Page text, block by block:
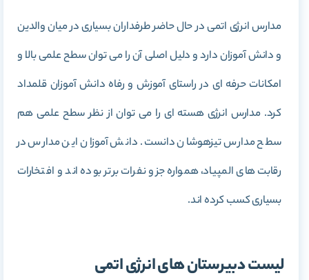
مدارس انرژی اتمی در حال حاضر طرفداران بسیاری در میان والدین
و دانش آموزان دارد و دلیل اصلی آن را می توان سطح علمی بالا و
امکانات حرفه ای در راستای آموزش و رفاه دانش آموزان قلمداد
کرد. مدارس انرژی هسته ای را می توان از نظر سطح علمی هم
سطح مدارس تیزهوشان دانست. دانش آموزان این مدارس در
رقابت های المپیاد، همواره جزو نفرات برتر بوده اند و افتخارات
بسیاری کسب کرده اند.
لیست دبیرستان های انرژی اتمی